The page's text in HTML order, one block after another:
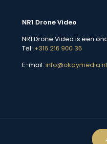
NR1 Drone Video
NR1 Drone Video is een
Tel: +316 216 900 36
E-mail: info@okaymedia.nl